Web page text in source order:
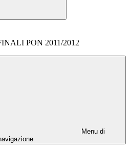
PON 2011/2012
Menu di